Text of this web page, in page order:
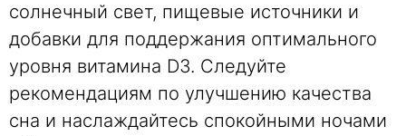
солнечный свет, пищевые источники и
добавки для поддержания оптимального
уровня витамина D3. Следуйте
рекомендациям по улучшению качества
сна и наслаждайтесь спокойными ночами